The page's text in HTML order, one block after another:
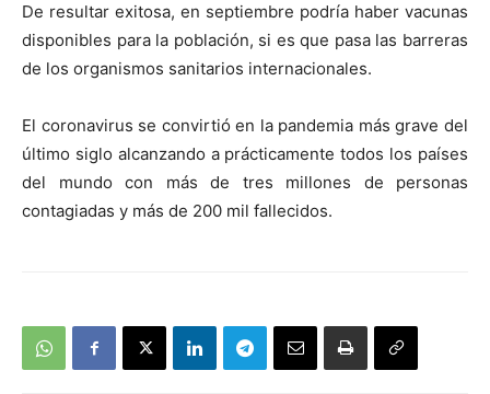
De resultar exitosa, en septiembre podría haber vacunas
disponibles para la población, si es que pasa las barreras
de los organismos sanitarios internacionales.
El coronavirus se convirtió en la pandemia más grave del
último siglo alcanzando a prácticamente todos los países
del mundo con más de tres millones de personas
contagiadas y más de 200 mil fallecidos.